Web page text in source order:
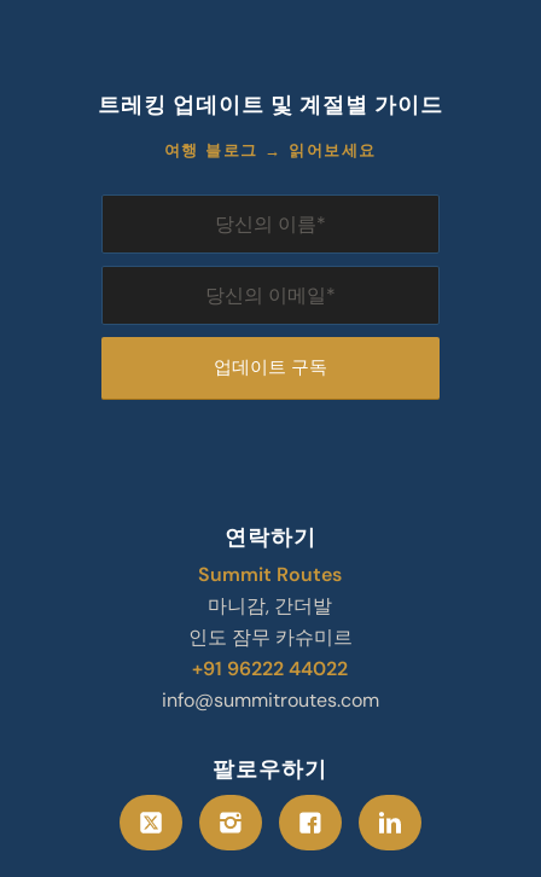
트레킹 업데이트 및 계절별 가이드
여행 블로그 → 읽어보세요
연락하기
Summit Routes
마니감, 간더발
인도 잠무 카슈미르
+91 96222 44022
info@summitroutes.com
팔로우하기